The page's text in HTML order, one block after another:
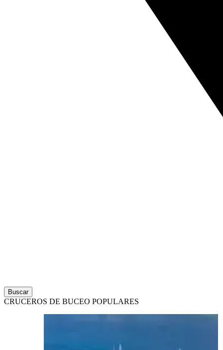
Buscar
CRUCEROS DE BUCEO POPULARES